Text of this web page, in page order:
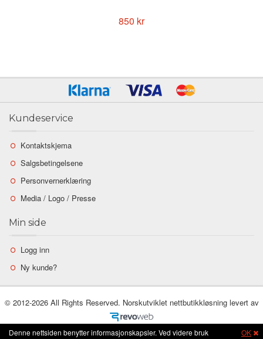
OK
Denne nettsiden benytter informasjonskapsler. Ved videre bruk
850 kr
Kundeservice
Kontaktskjema
Salgsbetingelsene
Personvernerklæring
Media / Logo / Presse
Min side
Logg inn
Ny kunde?
© 2012-2026 All Rights Reserved. Norskutviklet nettbutikkløsning levert av